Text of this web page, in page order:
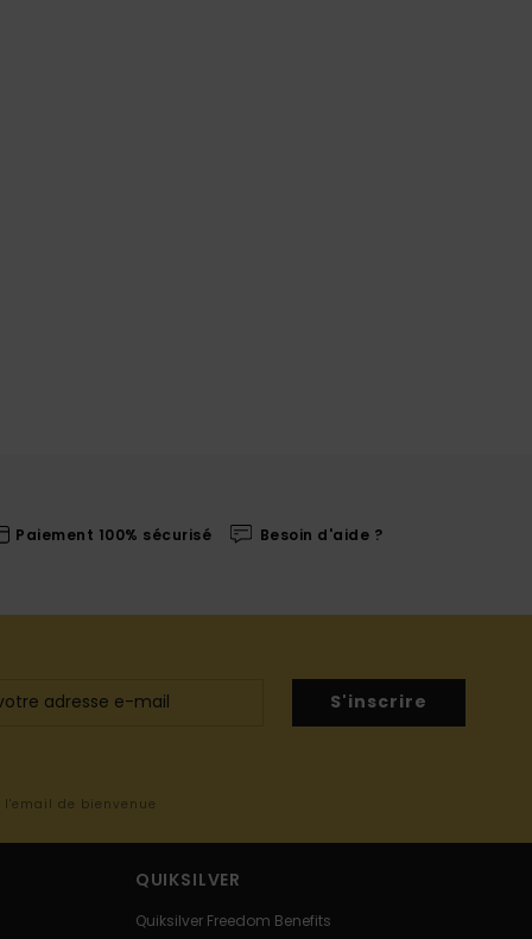
Paiement 100% sécurisé Besoin d'aide ?
S'inscrire
de bienvenue
QUIKSILVER
Quiksilver Freedom Benefits